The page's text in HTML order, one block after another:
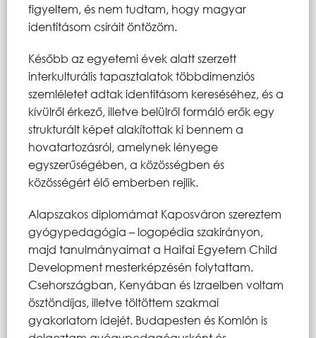
figyeltem, és nem tudtam, hogy magyar
identitásom csíráit öntözöm.
Később az egyetemi évek alatt szerzett
interkulturális tapasztalatok többdimenziós
szemléletet adtak identitásom kereséséhez, és a
kívülről érkező, illetve belülről formáló erők egy
strukturált képet alakítottak ki bennem a
hovatartozásról, amelynek lényege
egyszerűségében, a közösségben és
közösségért élő emberben rejlik.
Alapszakos diplomámat Kaposváron szereztem
gyógypedagógia – logopédia szakirányon,
majd tanulmányaimat a Haifai Egyetem Child
Development mesterképzésén folytattam.
Csehországban, Kenyában és Izraelben voltam
ösztöndíjas, illetve töltöttem szakmai
gyakorlatom idejét. Budapesten és Komlón is